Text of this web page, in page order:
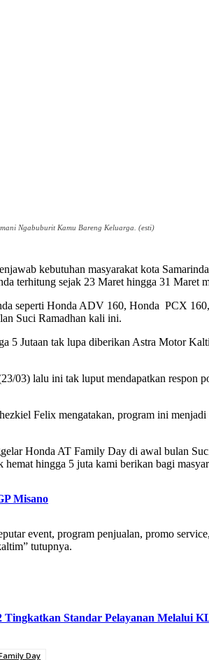
Ngabuburit Kamu Bareng Keluarga. (esti)
kebutuhan masyarakat kota
terhitung sejak 23 Maret hingga 31 Maret
seperti Honda ADV 160, Honda PCX
Suci Ramadhan kali ini.
5 Jutaan tak lupa diberikan Astra Motor
03) lalu ini tak luput mendapatkan
Felix mengatakan, program ini
Honda AT Family Day di awal bulan
hingga 5 juta kami berikan bagi
Misano
event, program penjualan, promo
tutupnya.
Standar Pelayanan Melalui
Day